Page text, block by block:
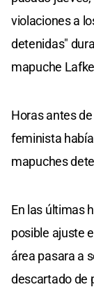
violaciones a
detenidas"
mapuche
Horas antes
feminista
mapuches
En las últimas
posible ajuste
área pasara a
descartado de